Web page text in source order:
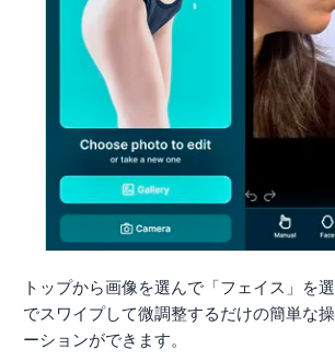
トップから画像を選んで「フェイス」を
でスワイプして微調整するだけの簡単な
ーションができます。